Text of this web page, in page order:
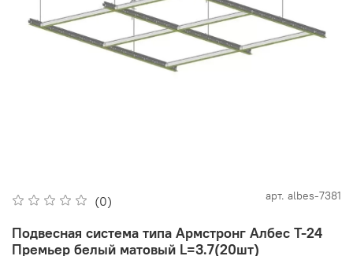
(0) арт. albes-7381
Подвесная система типа Армстронг Албес Т-24
Премьер белый матовый L=3.7(20шт)